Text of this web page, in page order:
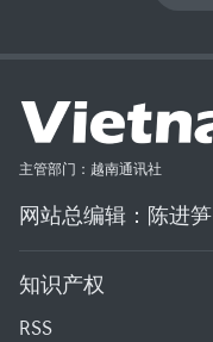
主管部门：越南通讯社
网站总编辑：陈进笋
知识产权
RSS